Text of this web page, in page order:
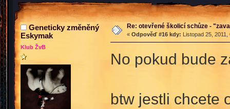
Geneticky změněný
Eskymak
Klub ŽvB
Re: otevřené školicí schůze -
« Odpověď #16 kdy: Listopad 25,
No pokud bude
btw jestli chcete